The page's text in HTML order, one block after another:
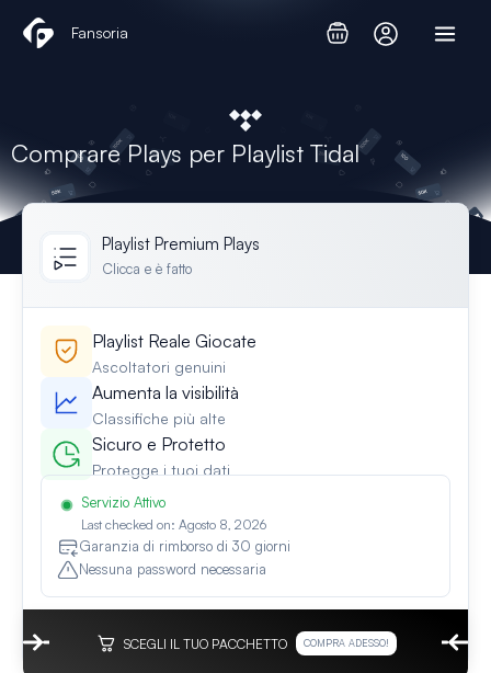
Fansoria
Comprare Plays per Playlist Tidal
Playlist Premium Plays
Clicca e è fatto
Playlist Reale Giocate
Ascoltatori genuini
Aumenta la visibilità
Classifiche più alte
Sicuro e Protetto
Protegge i tuoi dati
Servizio Attivo
Last checked on: Agosto 8, 2026
Garanzia di rimborso di 30 giorni
Nessuna password necessaria
SCEGLI IL TUO PACCHETTO COMPRA ADESSO!